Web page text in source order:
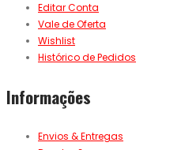
Editar Conta
Vale de Oferta
Wishlist
Histórico de Pedidos
Informações
Envios & Entregas